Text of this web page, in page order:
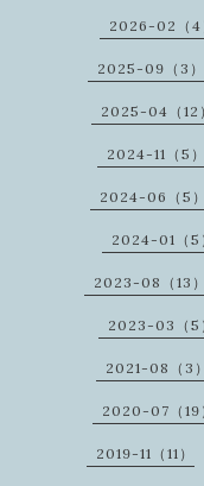
2026-02（4
2025-09（3）
2025-04（12）
2024-11（5）
2024-06（5）
2024-01（5
2023-08（13）
2023-03（5
2021-08（3）
2020-07（19
2019-11（11）